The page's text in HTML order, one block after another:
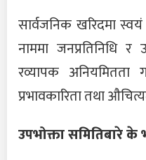
सार्वजनिक खरिदमा
नाममा जनप्रतिनिधि
रव्यापक
प्रभावकारिता तथा
उपभोक्ता समितिबारे